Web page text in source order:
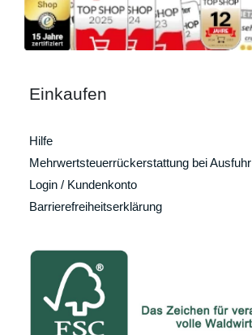
Einkaufen
Hilfe
Mehrwertsteuerrückerstattung bei Ausfuhr
Login / Kundenkonto
Barrierefreiheitserklärung